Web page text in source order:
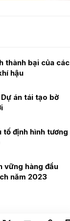
thành bại của các
hậu
án tái tạo bờ
tố định hình tương
vững hàng đầu
năm 2023